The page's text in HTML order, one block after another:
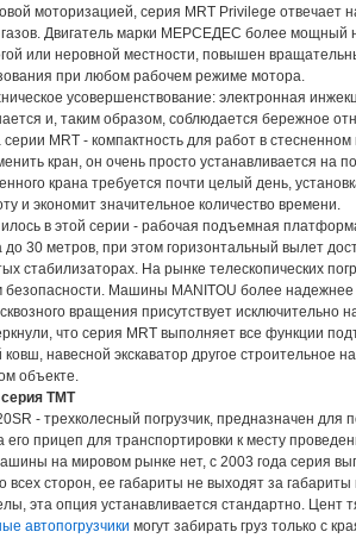
моторизацией, серия MRT Privilege
Двигатель марки МЕРСЕДЕС более мощный
или неровной местности, повышен
при любом рабочем режиме мотора.
усовершенствование: электронная
и, таким образом, соблюдается бережное
MRT - компактность для работ в
кран, он очень просто устанавливается на
крана требуется почти целый день,
и экономит значительное количество времени.
в этой серии - рабочая подъемная
30 метров, при этом горизонтальный вылет
стабилизаторах. На рынке телескопических
Машины MANITOU более надежнее
вращения присутствует исключительно
что серия MRT выполняет все функции
ковш, навесной экскаватор другое
объекте.
TMT
- трехколесный погрузчик, предназначен для
его прицеп для транспортировки к месту
на мировом рынке нет, с 2003 года серия
всех сторон, ее габариты не выходят за
эта опция устанавливается стандартно. Цент
автопогрузчики могут забирать груз только с